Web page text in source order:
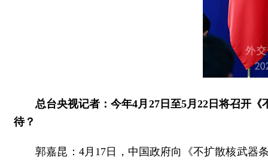
总台央视记者：今年4月27日至5月22日将召开
待？
郭嘉昆：4月17日，中国政府向《不扩散核武器